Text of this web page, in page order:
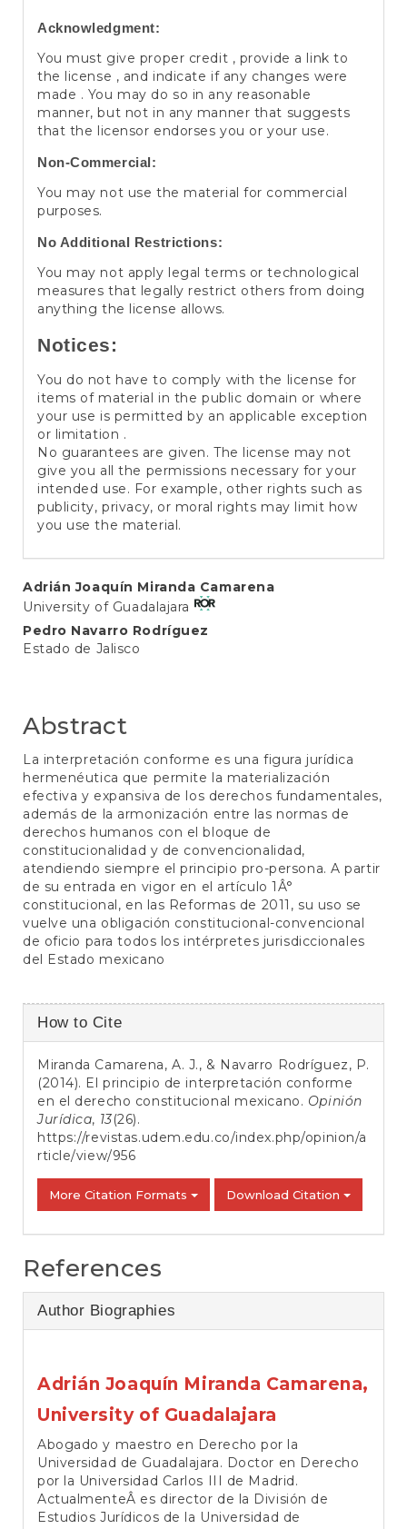
Acknowledgment:
You must give proper credit , provide a link to
the license , and indicate if any changes were
made . You may do so in any reasonable
manner, but not in any manner that suggests
that the licensor endorses you or your use.
Non-Commercial:
You may not use the material for commercial
purposes.
No Additional Restrictions:
You may not apply legal terms or technological
measures that legally restrict others from doing
anything the license allows.
Notices:
You do not have to comply with the license for
items of material in the public domain or where
your use is permitted by an applicable exception
or limitation .
No guarantees are given. The license may not
give you all the permissions necessary for your
intended use. For example, other rights such as
publicity, privacy, or moral rights may limit how
you use the material.
Main
Article
Content
Adrián Joaquín Miranda Camarena
University of Guadalajara
Pedro Navarro Rodríguez
Estado de Jalisco
Abstract
La interpretación conforme es una figura jurídica
hermenéutica que permite la materialización
efectiva y expansiva de los derechos fundamentales,
además de la armonización entre las normas de
derechos humanos con el bloque de
constitucionalidad y de convencionalidad,
atendiendo siempre el principio pro-persona. A partir
de su entrada en vigor en el artículo 1Â°
constitucional, en las Reformas de 2011, su uso se
vuelve una obligación constitucional-convencional
de oficio para todos los intérpretes jurisdiccionales
del Estado mexicano
Article
Details
How to Cite
Miranda Camarena, A. J., & Navarro Rodríguez, P.
(2014). El principio de interpretación conforme
en el derecho constitucional mexicano. Opinión
Jurídica, 13(26).
https://revistas.udem.edu.co/index.php/opinion/a
rticle/view/956
More Citation Formats Download Citation
References
Author Biographies
Adrián Joaquín Miranda Camarena,
University of Guadalajara
Abogado y maestro en Derecho por la
Universidad de Guadalajara. Doctor en Derecho
por la Universidad Carlos III de Madrid.
ActualmenteÂ es director de la División de
Estudios Jurídicos de la Universidad de